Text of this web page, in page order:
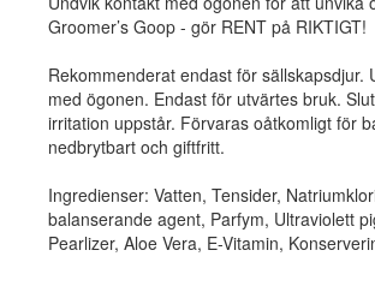
Groomer’s Goop - gör RENT på RIKTIGT!
Rekommenderat endast för sällskapsdjur.
med ögonen. Endast för utvärtes bruk.
irritation uppstår. Förvaras oåtkomligt för
nedbrytbart och giftfritt.
Ingredienser: Vatten, Tensider,
balanserande agent, Parfym, Ultraviolett
Pearlizer, Aloe Vera, E-Vitamin,